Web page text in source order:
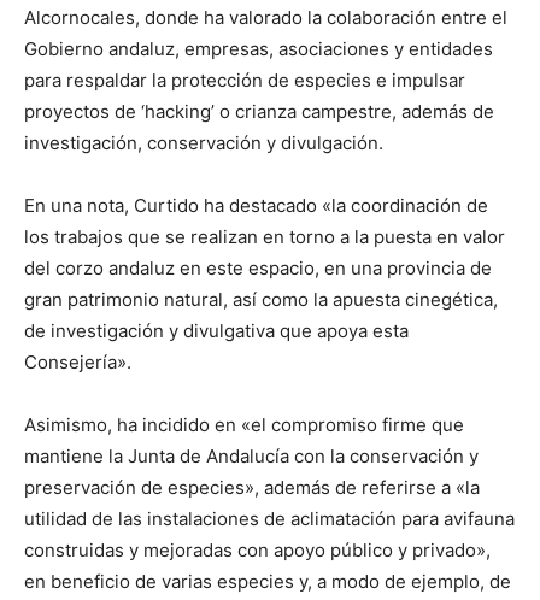
Alcornocales, donde ha valorado la colaboración entre el
Gobierno andaluz, empresas, asociaciones y entidades
para respaldar la protección de especies e impulsar
proyectos de ‘hacking’ o crianza campestre, además de
investigación, conservación y divulgación.
En una nota, Curtido ha destacado «la coordinación de
los trabajos que se realizan en torno a la puesta en valor
del corzo andaluz en este espacio, en una provincia de
gran patrimonio natural, así como la apuesta cinegética,
de investigación y divulgativa que apoya esta
Consejería».
Asimismo, ha incidido en «el compromiso firme que
mantiene la Junta de Andalucía con la conservación y
preservación de especies», además de referirse a «la
utilidad de las instalaciones de aclimatación para avifauna
construidas y mejoradas con apoyo público y privado»,
en beneficio de varias especies y, a modo de ejemplo, de